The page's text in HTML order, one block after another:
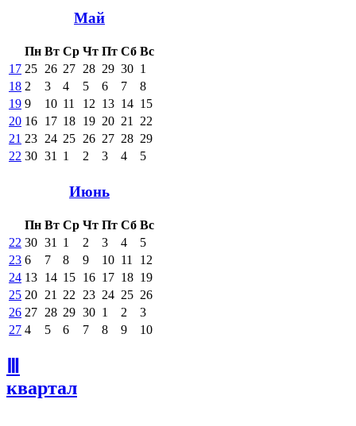
Май
Пн Вт Ср Чт Пт Сб Вс
17 25 26 27 28 29 30 1
18 2 3 4 5 6 7
8
19 9 10 11 12 13 14 15
20 16 17 18 19 20 21
22
21 23 24 25 26 27 28 29
22 30 31 1 2 3 4 5
Июнь
Пн Вт Ср Чт Пт Сб Вс
22 30 31 1 2 3 4
5
23 6 7 8 9 10 11
12
24 13 14 15 16 17 18 19
25 20 21 22 23 24 25 26
26 27 28 29 30 1 2
3
27 4 5 6 7 8 9 10
квартал